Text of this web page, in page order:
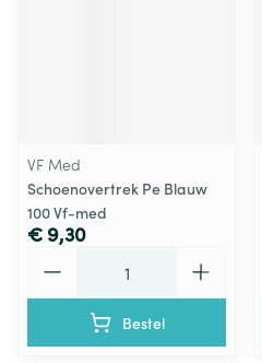
VF Med
Schoenovertrek Pe Blauw
100 Vf-med
€ 9,30
Bestel